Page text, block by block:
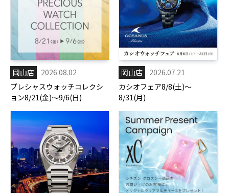
岡山店
2026.08.02
プレシャスウォッチコレクシ
ョン8/21(金)～9/6(日)
岡山店
2026.07.21
カシオフェア8/8(土)～
8/31(月)